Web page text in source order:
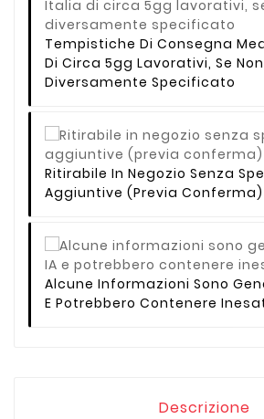
Tempistiche Di Consegna
Di Circa 5gg Lavorativi, Se Non
Diversamente Specificato
Ritirabile In Negozio Senza
Aggiuntive (previa Conferma)
Alcune Informazioni Sono
E Potrebbero Contenere
Descrizione